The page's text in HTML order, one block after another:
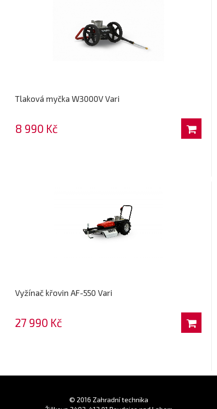
Tlaková myčka W3000V Vari
8 990 Kč
Vyžínač křovin AF-550 Vari
27 990 Kč
© 2016 Zahradní technika